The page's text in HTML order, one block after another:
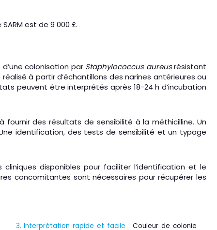
est de 9 000 £.
colonisation par Staphylococcus aureusrésistant
à partir d’échantillons des narines antérieures ou
peuvent être interprétés après 18-24 h d’incubation
fournir des résultats de sensibilité à la méthicilline. Un
Une identification, des tests de sensibilité et un typage
disponibles pour faciliter l’identification et le
concomitantes sont nécessaires pour récupérer les
3. Interprétation rapide et facile : Couleur de colonie